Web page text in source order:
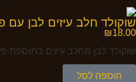
שוקולד חלב עיזים לבן עם
₪18.00
שוקולד לבן מחלב עיזים בתוספת
הוספה לסל